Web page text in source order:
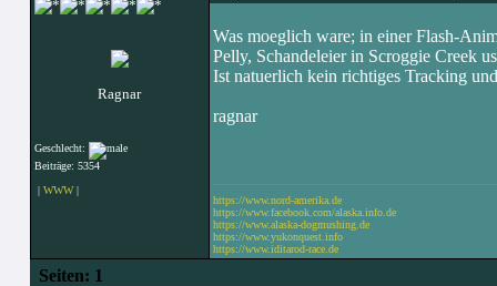
Ragnar
Geschlecht:
Beiträge: 5354
| WWW|
Was moeglich ware; in einer Flash-
Pelly, Schandeleier in Scroggie Creek
Ist natuerlich kein richtiges Tracking
ragnar
https://www.nord-amerika.de
https://www.facebook.com/alaska.info.de
https://www.alaska-dogmushing.de
https://www.yukonquest.info
https://www.iditarod-race.de
Seiten: 1